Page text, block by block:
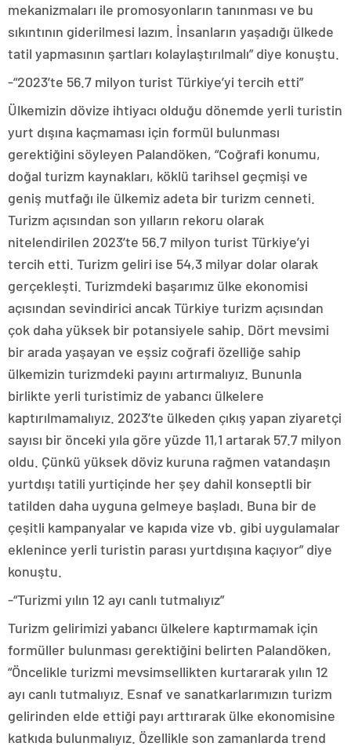
mekanizmaları ile promosyonların tanınması ve bu
sıkıntının giderilmesi lazım. İnsanların yaşadığı ülkede
tatil yapmasının şartları kolaylaştırılmalı” diye konuştu.
-“2023’te 56.7 milyon turist Türkiye’yi tercih etti”
Ülkemizin dövize ihtiyacı olduğu dönemde yerli turistin
yurt dışına kaçmaması için formül bulunması
gerektiğini söyleyen Palandöken, “Coğrafi konumu,
doğal turizm kaynakları, köklü tarihsel geçmişi ve
geniş mutfağı ile ülkemiz adeta bir turizm cenneti.
Turizm açısından son yılların rekoru olarak
nitelendirilen 2023’te 56.7 milyon turist Türkiye’yi
tercih etti. Turizm geliri ise 54,3 milyar dolar olarak
gerçekleşti. Turizmdeki başarımız ülke ekonomisi
açısından sevindirici ancak Türkiye turizm açısından
çok daha yüksek bir potansiyele sahip. Dört mevsimi
bir arada yaşayan ve eşsiz coğrafi özelliğe sahip
ülkemizin turizmdeki payını artırmalıyız. Bununla
birlikte yerli turistimiz de yabancı ülkelere
kaptırılmamalıyız. 2023’te ülkeden çıkış yapan ziyaretçi
sayısı bir önceki yıla göre yüzde 11,1 artarak 57.7 milyon
oldu. Çünkü yüksek döviz kuruna rağmen vatandaşın
yurtdışı tatili yurtiçinde her şey dahil konseptli bir
tatilden daha uyguna gelmeye başladı. Buna bir de
çeşitli kampanyalar ve kapıda vize vb. gibi uygulamalar
eklenince yerli turistin parası yurtdışına kaçıyor” diye
konuştu.
-“Turizmi yılın 12 ayı canlı tutmalıyız”
Turizm gelirimizi yabancı ülkelere kaptırmamak için
formüller bulunması gerektiğini belirten Palandöken,
“Öncelikle turizmi mevsimsellikten kurtararak yılın 12
ayı canlı tutmalıyız. Esnaf ve sanatkarlarımızın turizm
gelirinden elde ettiği payı arttırarak ülke ekonomisine
katkıda bulunmalıyız. Özellikle son zamanlarda trend